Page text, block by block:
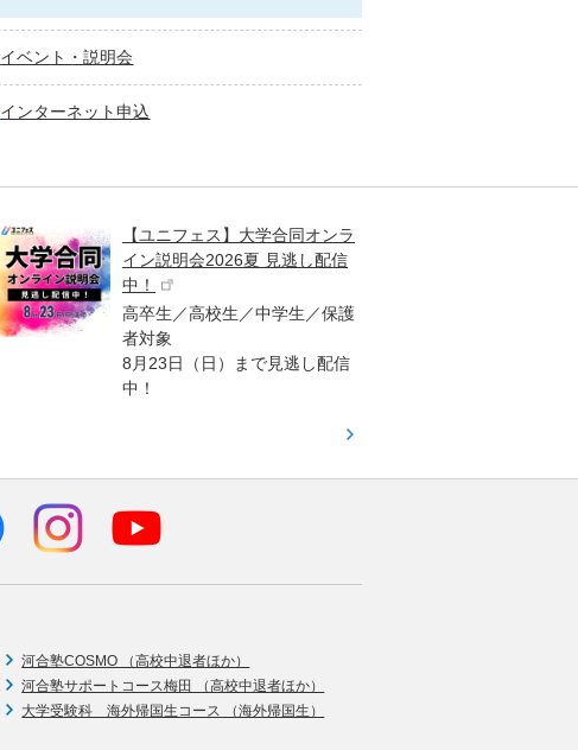
イベント・説明会
インターネット申込
【ユニフェス】大学合同オンラ
イン説明会2026夏 見逃し配信
中！
高卒生／高校生／中学生／保護
者対象
8月23日（日）まで見逃し配信
中！
河合塾COSMO （高校中退者ほか）
河合塾サポートコース梅田 （高校中退者ほか）
大学受験科 海外帰国生コース （海外帰国生）